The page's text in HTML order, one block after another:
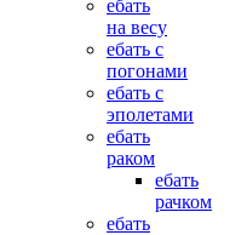
ебать
на весу
ебать с
погонами
ебать с
эполетами
ебать
раком
ебать
рачком
ебать